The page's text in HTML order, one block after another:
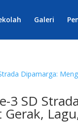
Galeri
3 SD
Gerak,